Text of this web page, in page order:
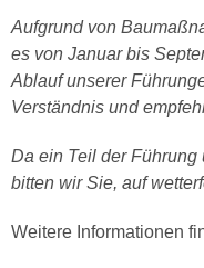
Aufgrund von
es von Januar bis
Ablauf unserer
Verständnis und
Da ein Teil der Führung
bitten wir Sie, auf
Weitere Informationen